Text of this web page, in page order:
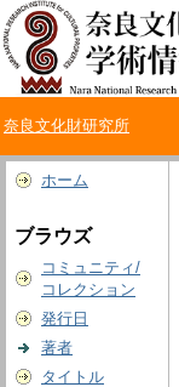
奈良文化財研究所
ホーム
ブラウズ
コミュニティ/
コレクション
発行日
著者
タイトル